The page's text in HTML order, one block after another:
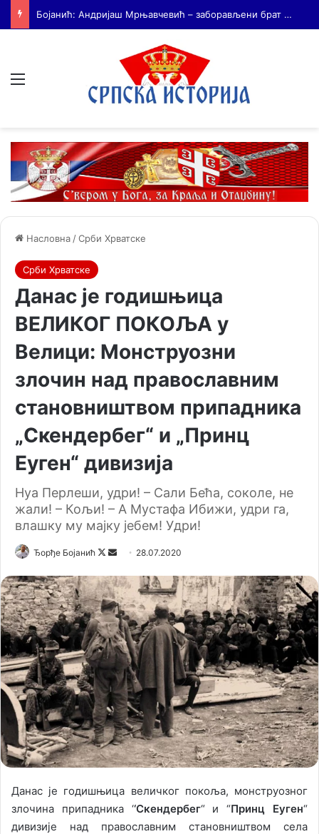
На Дражин дан у Лондону обележено 80. година од мучког убиства генерала Драгољуба Драже Михаиловића
Насловна /Срби Хрватске
Срби Хрватске
Данас је годишњица
ВЕЛИКОГ ПОКОЉА у
Велици: Монструозни
злочин над православним
становништвом припадника
„Скендербег“ и „Принц
Еуген“ дивизија
Нуа Перлеши, удри! – Сали Бећа, соколе, не
жали! – Кољи! – А Мустафа Ибижи, удри га,
влашку му мајку јебем! Удри!
Ђорђе Бојанић
F
l
l
o
w
o
n
X
n
d
a
n
e
m
a
i
l
28.07.2020
Данас је годишњица величког покоља, монструозног
злочина припадника ‘‘Скендербег“ и “Принц Еуген“
дивизије над православним становништвом села